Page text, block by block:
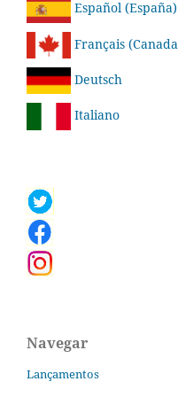
Español (España)
Français
Deutsch
Italiano
Navegar
Lançamentos